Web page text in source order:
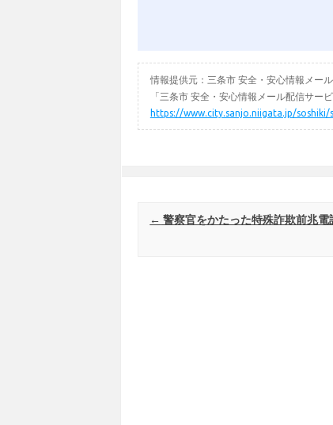
情報提供元：三条市 安全・安心情報メー
「三条市 安全・安心情報メール配信サー
https://www.city.sanjo.niigata.jp/
Post navigation
← 警察官をかたった特殊詐欺前兆電